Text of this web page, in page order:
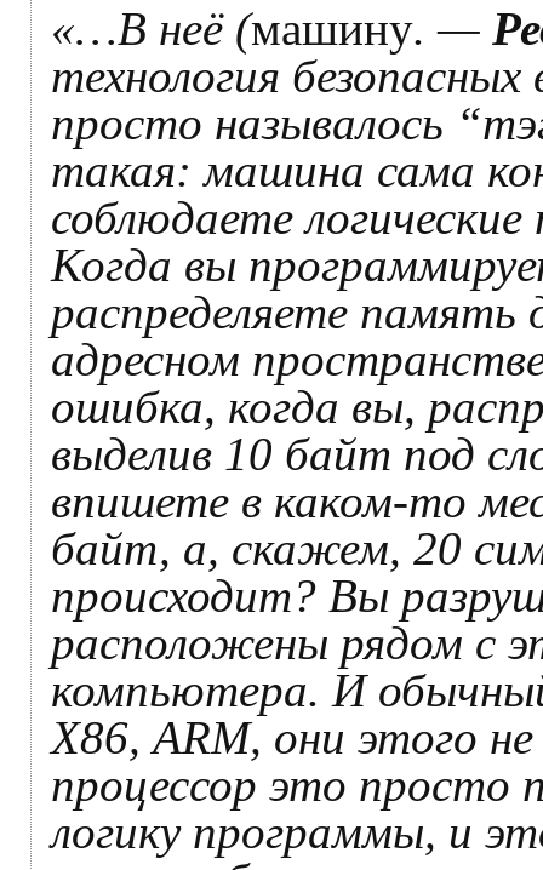
«…В неё (машину. —
технология
просто называлось
такая: машина сама
соблюдаете
Когда вы
распределяете
адресном
ошибка, когда вы,
выделив 10 байт под
впишете в каком‑то
байт, а, скажем, 20
происходит? Вы
расположены рядом с
компьютера. И
Х86, ARM, они этого
процессор это просто
логику программы, и